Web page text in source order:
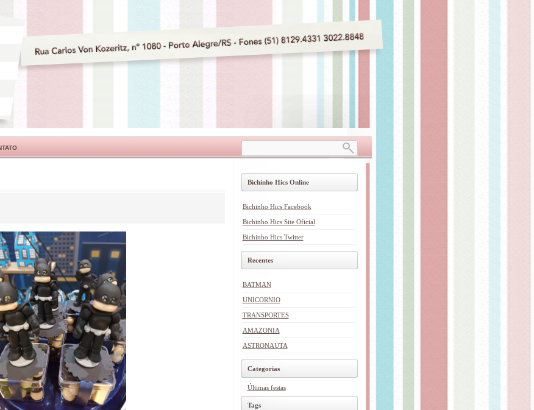
Bichinho Hics Online
Bichinho Hics Facebook
Bichinho Hics Site Oficial
Bichinho Hics Twitter
Recentes
BATMAN
UNICORNIO
TRANSPORTES
AMAZONIA
ASTRONAUTA
Categorias
Últimas festas
Tags